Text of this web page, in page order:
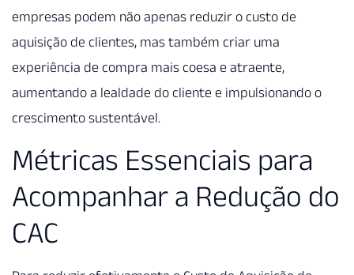
empresas podem não apenas reduzir o custo de
aquisição de clientes, mas também criar uma
experiência de compra mais coesa e atraente,
aumentando a lealdade do cliente e impulsionando o
crescimento sustentável.
Métricas Essenciais para
Acompanhar a Redução do
CAC